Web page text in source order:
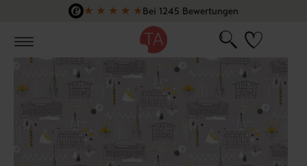
Zum Hauptinhalt springen
★ ★ ★ ★ ★Bei 1245 Bewertungen